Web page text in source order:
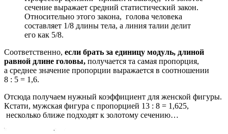
сечение выражает средний статистический закон.
Относительно этого закона, голова человека
составляет 1/8 длины тела, а линия талии делит
его как 5/8.
Соответственно, если брать за единицу модуль, длиной
равной длине головы, получается та самая пропорция,
а среднее значение пропорции выражается в соотношении
8 : 5 = 1,6.
Отсюда получаем нужный коэффициент для женской фигуры.
Кстати, мужская фигура с пропорцией 13 : 8 = 1,625,
несколько ближе подходят к золотому сечению…